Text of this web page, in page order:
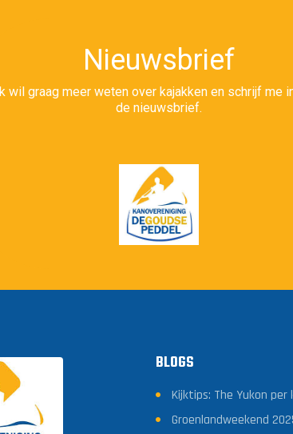
Nieuwsbrief
Ik wil graag meer weten over kajakken en schrijf me
de nieuwsbrief.
BLOGS
Kijktips: The Yukon per
Groenlandweekend